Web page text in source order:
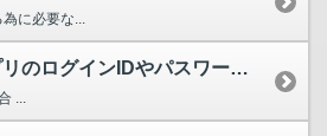
に必要な...
「三菱HEMS」アプリのログインIDやパスワードを忘れた場...
...